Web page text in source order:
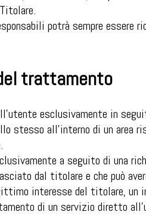
potrà sempre essere
trattamento
esclusivamente in
stesso all’interno di un area
a seguito di una
dal titolare e che può
interesse del titolare, un
di un servizio diretto